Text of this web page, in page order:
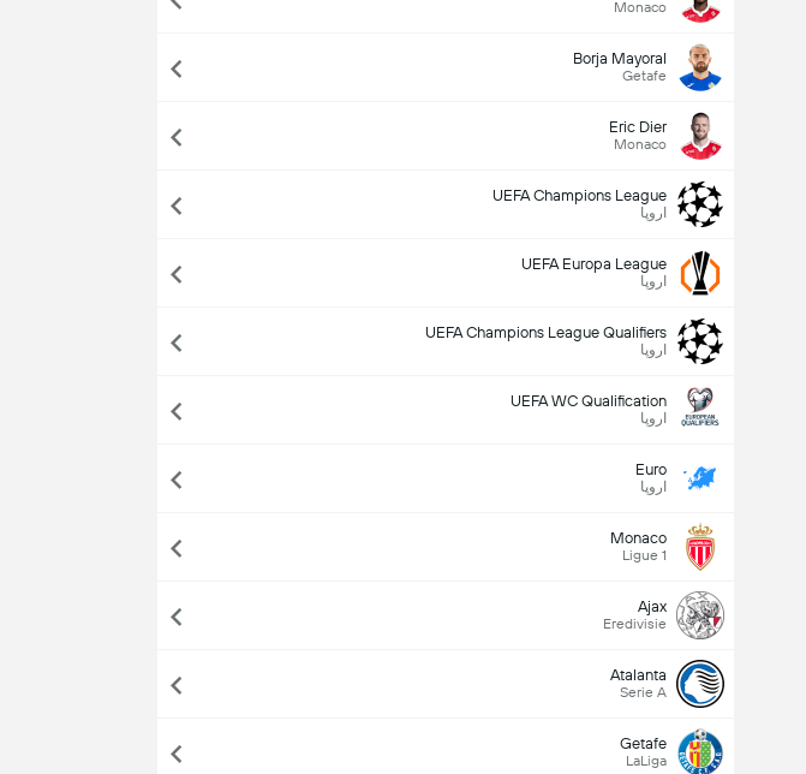
Monaco
Borja Mayoral
Getafe
Eric Dier
Monaco
UEFA Champions League
اروپا
UEFA Europa League
اروپا
UEFA Champions League Qualifiers
اروپا
UEFA WC Qualification
اروپا
Euro
اروپا
Monaco
Ligue 1
Ajax
Eredivisie
Atalanta
Serie A
Getafe
LaLiga